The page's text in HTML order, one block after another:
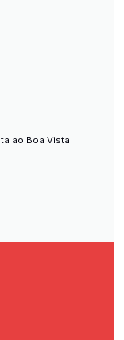
ao Boa Vista